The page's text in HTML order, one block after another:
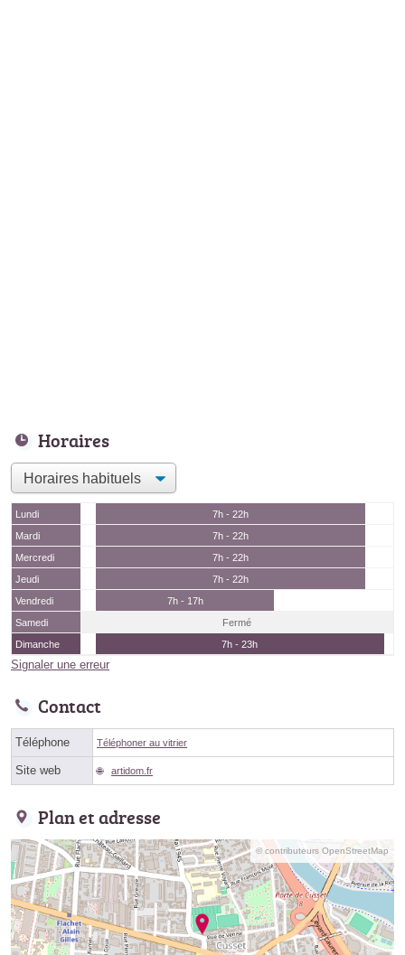
Horaires
Lundi
7h - 22h
Mardi
7h - 22h
Mercredi
7h - 22h
Jeudi
7h - 22h
Vendredi
7h - 17h
Samedi
Fermé
Dimanche
7h - 23h
Signaler une erreur
Contact
Téléphone Téléphoner au vitrier
Site web artidom.fr
Plan et adresse
© contributeurs OpenStreetMap